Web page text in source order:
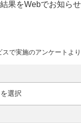
果をWebでお知らせ
で実施のアンケートよ